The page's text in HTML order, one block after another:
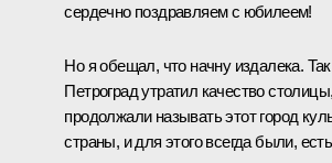
сердечно поздравляем с юбилеем!
Но я обещал, что начну издалека. Так
Петроград утратил качество
продолжали называть этот город
страны, и для этого всегда были,